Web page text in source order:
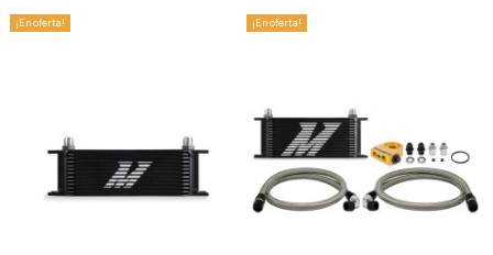
¡En oferta! ¡En oferta!